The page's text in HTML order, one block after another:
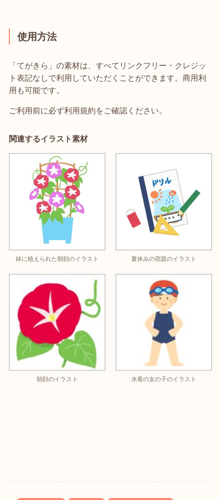
使用方法
「てがきら」の素材は、すべてリンクフリー・クレジッ
ト表記なしで利用していただくことができます。商用利
用も可能です。
ご利用前に必ず利用規約をご確認ください。
関連するイラスト素材
鉢に植えられた朝顔のイラスト 夏休みの宿題のイラスト
朝顔のイラスト 水着の女の子のイラスト